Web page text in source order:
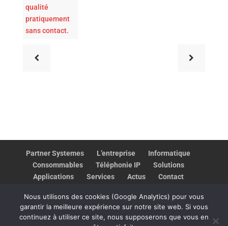
qualité
pratiquement
sans contact.
Partner Systemes L’entreprise
Informatique
Consommables
Téléphonie IP
Solutions
Applications
Services Actus
Contact
Nous utilisons des cookies (Google Analytics) pour vous
garantir la meilleure expérience sur notre site web. Si vous
continuez à utiliser ce site, nous supposerons que vous en